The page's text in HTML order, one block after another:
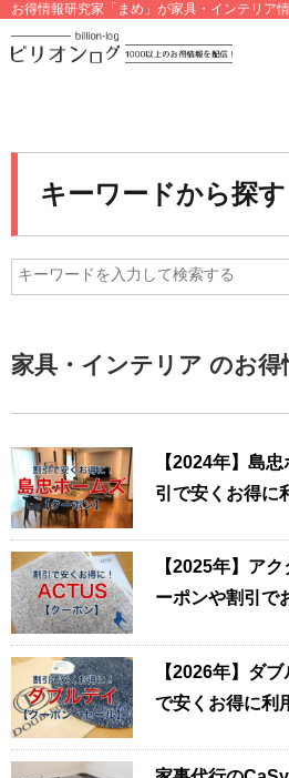
お得情報研究家「まめ」が家具・インテリア
キーワードから探す
家具・インテリア のお得
【2024年】島
引で安くお得に
【2025年】ア
ーポンや割引で
【2026年】ダ
で安くお得に利